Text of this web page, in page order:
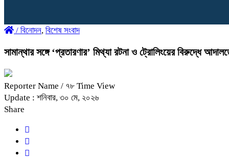
/ বিনোদন, বিশেষ সংবাদ
সামান্থার সঙ্গে ‘প্রতারণার’ মিথ্যা রটনা ও ট্রোলিংয়ের বিরুদ্ধে
Reporter Name / ৭৮ Time View
Update : শনিবার, ৩০ মে, ২০২৬
Share